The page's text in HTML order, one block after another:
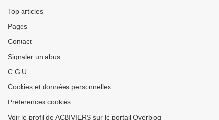
Top articles
Pages
Contact
Signaler un abus
C.G.U.
Cookies et données personnelles
Préférences cookies
Voir le profil de ACBIVIERS sur le portail Overblog